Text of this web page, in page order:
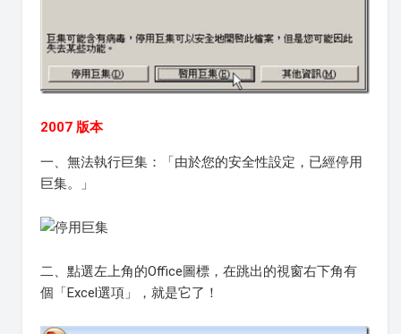
2007 版本
一、無法執行巨集：「由於您的安全性設定，已經停用
巨集。」
二、點選左上角的Office圖標，在跳出的視窗右下角有
個「Excel選項」，就是它了！